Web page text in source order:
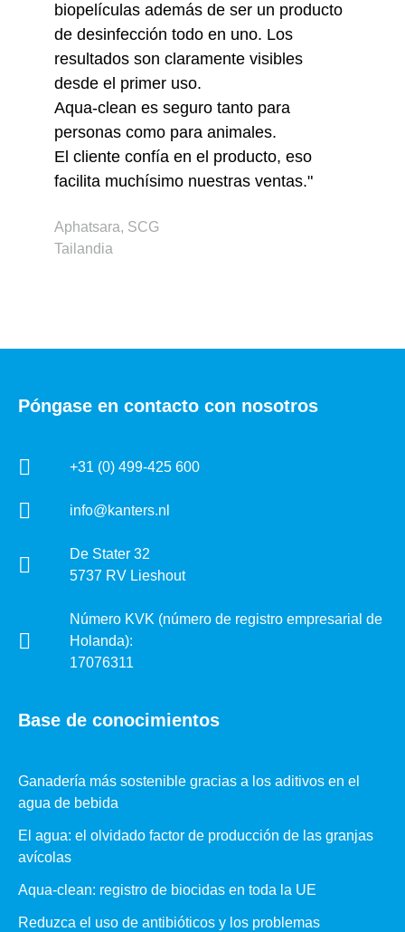
biopelículas además de ser un producto
de desinfección todo en uno. Los
resultados son claramente visibles
desde el primer uso.
Aqua-clean es seguro tanto para
personas como para animales.
El cliente confía en el producto, eso
facilita muchísimo nuestras ventas."
Aphatsara, SCG
Tailandia
Póngase en contacto con nosotros
+31 (0) 499-425 600
info@kanters.nl
De Stater 32
5737 RV Lieshout
Número KVK (número de registro empresarial de
Holanda):
17076311
Base de conocimientos
Ganadería más sostenible gracias a los aditivos en el
agua de bebida
El agua: el olvidado factor de producción de las granjas
avícolas
Aqua-clean: registro de biocidas en toda la UE
Reduzca el uso de antibióticos y los problemas